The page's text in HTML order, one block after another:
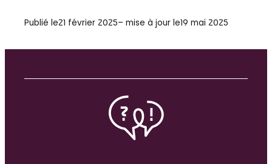
Publié le21 février 2025– mise à jour le19 mai 2025